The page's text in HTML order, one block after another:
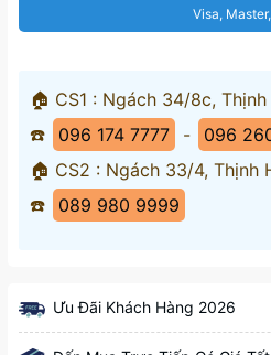
Visa,
🏠 CS1 : Ngách 34/8c, Thịnh
☎️
096 174 7777 -
096
🏠 CS2 : Ngách 33/4, Thịnh
☎️
089 980 9999
Ưu Đãi Khách Hàng 2026